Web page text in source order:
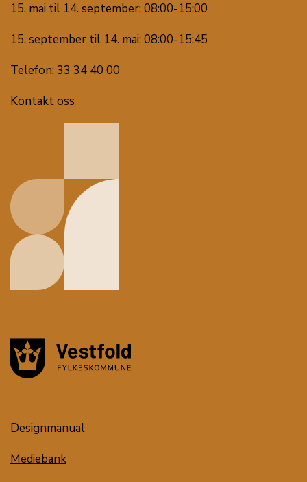
15. mai til 14. september: 08:00-15:00
15. september til 14. mai: 08:00-15:45
Telefon: 33 34 40 00
Kontakt oss
Designmanual
Mediebank